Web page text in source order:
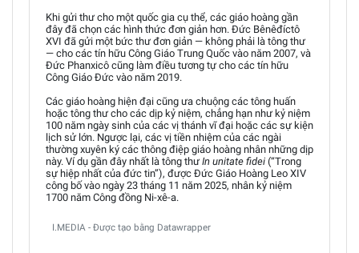
Khi gửi thư cho một quốc gia cụ thể, các giáo hoàng gần
đây đã chọn các hình thức đơn giản hơn. Đức Bênêđíctô
XVI đã gửi một bức thư đơn giản — không phải là tông thư
— cho các tín hữu Công Giáo Trung Quốc vào năm 2007, và
Đức Phanxicô cũng làm điều tương tự cho các tín hữu
Công Giáo Đức vào năm 2019.
Các giáo hoàng hiện đại cũng ưa chuộng các tông huấn
hoặc tông thư cho các dịp kỷ niệm, chẳng hạn như kỷ niệm
100 năm ngày sinh của các vị thánh vĩ đại hoặc các sự kiện
lịch sử lớn. Ngược lại, các vị tiền nhiệm của các ngài
thường xuyên ký các thông điệp giáo hoàng nhân những dịp
này. Ví dụ gần đây nhất là tông thư In unitate fidei (“Trong
sự hiệp nhất của đức tin”), được Đức Giáo Hoàng Leo XIV
công bố vào ngày 23 tháng 11 năm 2025, nhân kỷ niệm
1700 năm Công đồng Ni-xê-a.
I.MEDIA - Được tạo bằng Datawrapper